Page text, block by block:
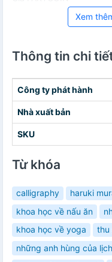
Xem
Thông tin chi
Công ty phát hành
Nhà xuất bản
SKU
Từ khóa
calligraphy haruki
khoa học về nấu ăn
khoa học về yoga
thu
những anh hùng của